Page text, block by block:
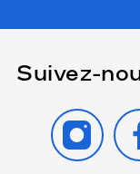
Suivez-